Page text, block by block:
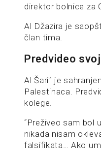
direktor bolnice za
Al Džazira je
član tima.
Predvideo
Al Šarif je
Palestinaca.
kolege.
“Preživeo sam bol
nikada nisam
falsifikata… Ako